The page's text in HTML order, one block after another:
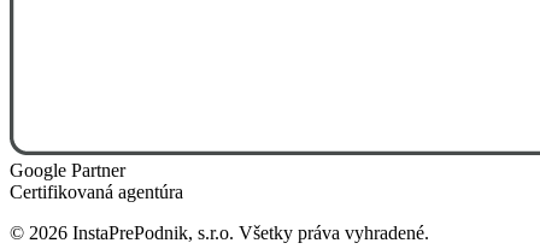
Google Partner
Certifikovaná agentúra
© 2026 InstaPrePodnik, s.r.o. Všetky práva vyhradené.